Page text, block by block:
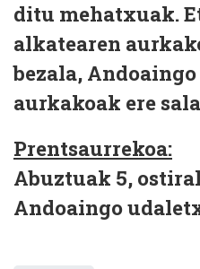
ditu mehatxuak.
alkatearen
bezala,
aurkakoak ere
Prentsaurrekoa:
Abuztuak 5,
Andoaingo